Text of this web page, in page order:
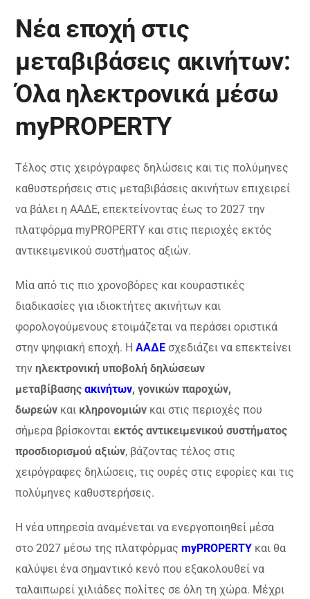
Νέα εποχή στις
μεταβιβάσεις ακινήτων:
Όλα ηλεκτρονικά μέσω
myPROPERTY
Τέλος στις χειρόγραφες δηλώσεις και τις πολύμηνες
καθυστερήσεις στις μεταβιβάσεις ακινήτων επιχειρεί
να βάλει η ΑΑΔΕ, επεκτείνοντας έως το 2027 την
πλατφόρμα myPROPERTY και στις περιοχές εκτός
αντικειμενικού συστήματος αξιών.
Μία από τις πιο χρονοβόρες και κουραστικές
διαδικασίες για ιδιοκτήτες ακινήτων και
φορολογούμενους ετοιμάζεται να περάσει οριστικά
στην ψηφιακή εποχή. ΗΑΑΔΕσχεδιάζει να επεκτείνει
τηνηλεκτρονική υποβολή δηλώσεων
μεταβίβασης ακινήτων, γονικών παροχών,
δωρεών και κληρονομιών και στις περιοχές που
σήμερα βρίσκονταιεκτός αντικειμενικού συστήματος
προσδιορισμού αξιών, βάζοντας τέλος στις
χειρόγραφες δηλώσεις, τις ουρές στις εφορίες και τις
πολύμηνες καθυστερήσεις.
Η νέα υπηρεσία αναμένεται να ενεργοποιηθεί μέσα
στο 2027 μέσω της πλατφόρμαςmyPROPERTY και θα
καλύψει ένα σημαντικό κενό που εξακολουθεί να
ταλαιπωρεί χιλιάδες πολίτες σε όλη τη χώρα. Μέχρι